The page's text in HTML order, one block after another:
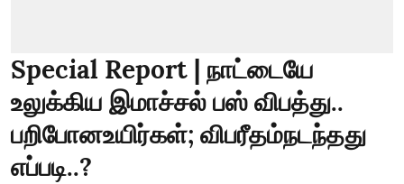
Special Report | நாட்டையே
உலுக்கிய இமாச்சல் பஸ் விபத்து..
பறிபோனஉயிர்கள்; விபரீதம்நடந்தது
எப்படி..?